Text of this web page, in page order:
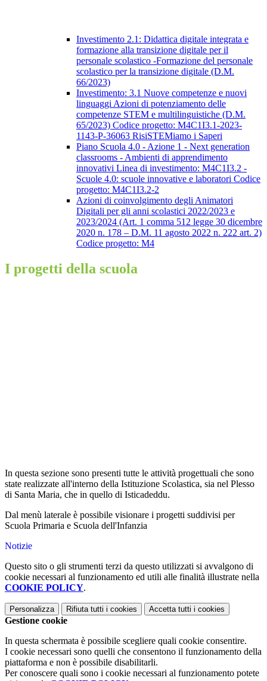
Investimento 2.1: Didattica digitale integrata e
formazione alla transizione digitale per il
personale scolastico -Formazione del personale
scolastico per la transizione digitale (D.M.
66/2023)
Investimento: 3.1 Nuove competenze e nuovi
linguaggi Azioni di potenziamento delle
competenze STEM e multilinguistiche (D.M.
65/2023) Codice progetto: M4C1I3.1-2023-
1143-P-36063 RisiSTEMiamo i Saperi
Piano Scuola 4.0 - Azione 1 - Next generation
classrooms - Ambienti di apprendimento
innovativi Linea di investimento: M4C1I3.2 -
Scuole 4.0: scuole innovative e laboratori Codice
progetto: M4C1I3.2-2
Azioni di coinvolgimento degli Animatori
Digitali per gli anni scolastici 2022/2023 e
2023/2024 (Art. 1 comma 512 legge 30 dicembre
2020 n. 178 – D.M. 11 agosto 2022 n. 222 art. 2)
Codice progetto: M4
I progetti della scuola
In questa sezione sono presenti tutte le attività progettuali che sono
state realizzate all'interno della Istituzione Scolastica, sia nel Plesso
di Santa Maria, che in quello di Isticadeddu.
Dal menù laterale è possibile visionare i progetti suddivisi per
Scuola Primaria e Scuola dell'Infanzia
Notizie
Questo sito o gli strumenti terzi da questo utilizzati si avvalgono di
cookie necessari al funzionamento ed utili alle finalità illustrate nella
COOKIE POLICY.
Personalizza Rifiuta tutti i cookies Accetta tutti i cookies
Gestione cookie
In questa schermata è possibile scegliere quali cookie consentire.
I cookie necessari sono quelli che consentono il funzionamento della
piattaforma e non è possibile disabilitarli.
Per conoscere quali sono i cookie necessari al funzionamento potete